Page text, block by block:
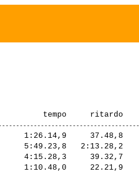
1:26.14,9     37.48,8
5:49.23,8   2:13.28,2
4:15.28,3     39.32,7
1:10.48,0     22.21,9